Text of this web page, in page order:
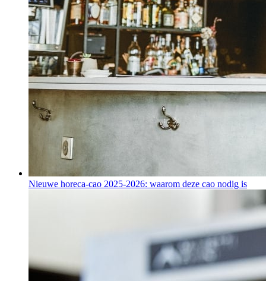
Nieuwe horeca-cao 2025-2026: waarom deze cao nodig is